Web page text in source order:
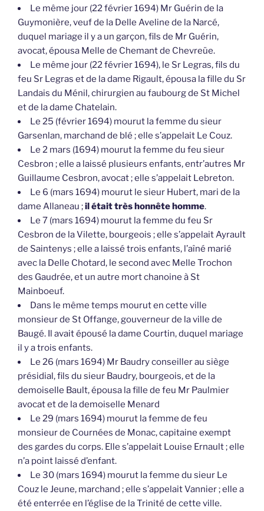
Le même jour (22 février 1694) Mr Guérin de la
Guymonière, veuf de la Delle Aveline de la Narcé,
duquel mariage il y a un garçon, fils de Mr Guérin,
avocat, épousa Melle de Chemant de Chevreüe.
Le même jour (22 février 1694), le Sr Legras, fils du
feu Sr Legras et de la dame Rigault, épousa la fille du Sr
Landais du Ménil, chirurgien au faubourg de St Michel
et de la dame Chatelain.
Le 25 (février 1694) mourut la femme du sieur
Garsenlan, marchand de blé ; elle s’appelait Le Couz.
Le 2 mars (1694) mourut la femme du feu sieur
Cesbron ; elle a laissé plusieurs enfants, entr’autres Mr
Guillaume Cesbron, avocat ; elle s’appelait Lebreton.
Le 6 (mars 1694) mourut le sieur Hubert, mari de la
dame Allaneau ;il était très honnête homme.
Le 7 (mars 1694) mourut la femme du feu Sr
Cesbron de la Vilette, bourgeois ; elle s’appelait Ayrault
de Saintenys ; elle a laissé trois enfants, l’aîné marié
avec la Delle Chotard, le second avec Melle Trochon
des Gaudrée, et un autre mort chanoine à St
Mainboeuf.
Dans le même temps mourut en cette ville
monsieur de St Offange, gouverneur de la ville de
Baugé. Il avait épousé la dame Courtin, duquel mariage
il y a trois enfants.
Le 26 (mars 1694) Mr Baudry conseiller au siège
présidial, fils du sieur Baudry, bourgeois, et de la
demoiselle Bault, épousa la fille de feu Mr Paulmier
avocat et de la demoiselle Menard
Le 29 (mars 1694) mourut la femme de feu
monsieur de Cournées de Monac, capitaine exempt
des gardes du corps. Elle s’appelait Louise Ernault ; elle
n’a point laissé d’enfant.
Le 30 (mars 1694) mourut la femme du sieur Le
Couz le Jeune, marchand ; elle s’appelait Vannier ; elle a
été enterrée en l’église de la Trinité de cette ville.